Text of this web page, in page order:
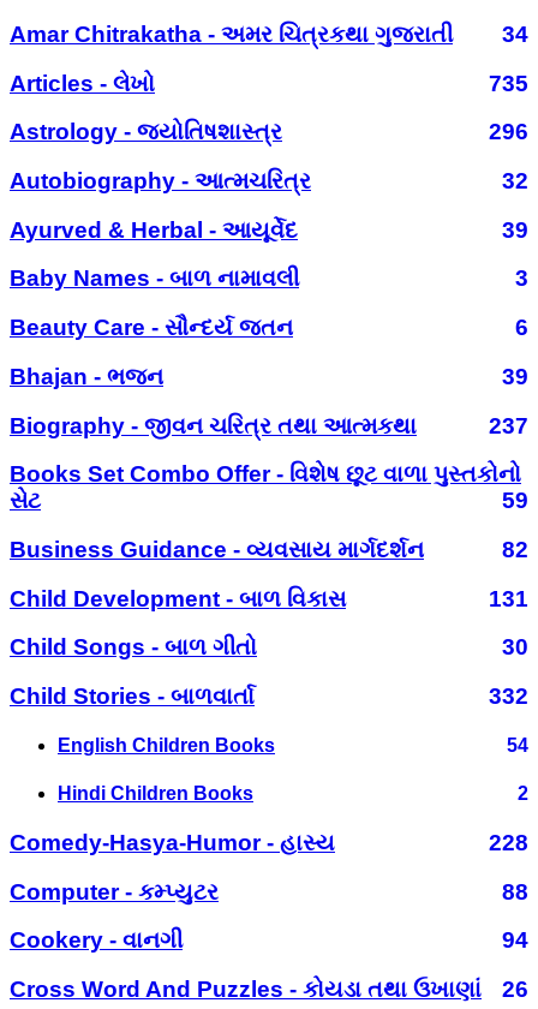
Amar Chitrakatha - અમર ચિત્રકથા ગુજરાતી
34
Articles - લેખો
735
Astrology - જ્યોતિષશાસ્ત્ર
296
Autobiography - આત્મચરિત્ર
32
Ayurved & Herbal - આયૂર્વેદ
39
Baby Names - બાળ નામાવલી
3
Beauty Care - સૌન્દર્ય જતન
6
Bhajan - ભજન
39
Biography - જીવન ચરિત્ર તથા આત્મકથા
237
Books Set Combo Offer - વિશેષ છૂટ વાળા પુસ્તકોનો
સેટ
59
Business Guidance - વ્યવસાય માર્ગદર્શન
82
Child Development - બાળ વિકાસ
131
Child Songs - બાળ ગીતો
30
Child Stories - બાળવાર્તા
332
English Children Books 54
Hindi Children Books 2
Comedy-Hasya-Humor - હાસ્ય
228
Computer - કમ્પ્યુટર
88
Cookery - વાનગી
94
Cross Word And Puzzles - કોયડા તથા ઉખાણાં
26